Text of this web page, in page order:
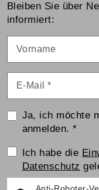
Bleiben Sie über
informiert:
Ja, ich möchte
anmelden.*
Ich habe die
Datenschutz